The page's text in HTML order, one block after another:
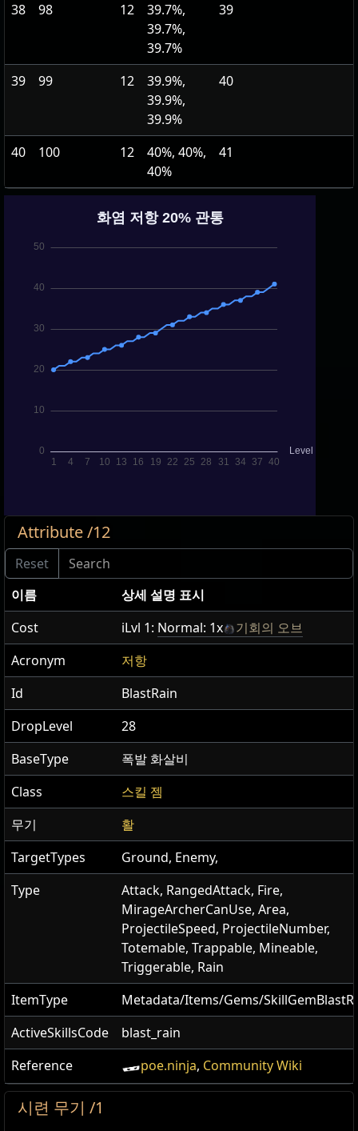
38 98 12
39.7%,
39.7%,
39.7%
39
39 99 12
39.9%,
39.9%,
39.9%
40
40 100 12
40%, 40%,
40%
41
Attribute /12
이름
상세 설명 표시
Cost
iLvl 1: Normal: 1x
기회의 오브
Acronym
저항
Id
BlastRain
DropLevel
28
BaseType
폭발 화살비
Class
스킬 젬
무기
활
TargetTypes
Ground, Enemy,
Type
Attack, RangedAttack, Fire,
MirageArcherCanUse, Area,
ProjectileSpeed, ProjectileNumber,
Totemable, Trappable, Mineable,
Triggerable, Rain
ItemType
Metadata/Items/Gems/
ActiveSkillsCode
blast_rain
Reference
poe.ninja, Community Wiki
시련 무기 /1